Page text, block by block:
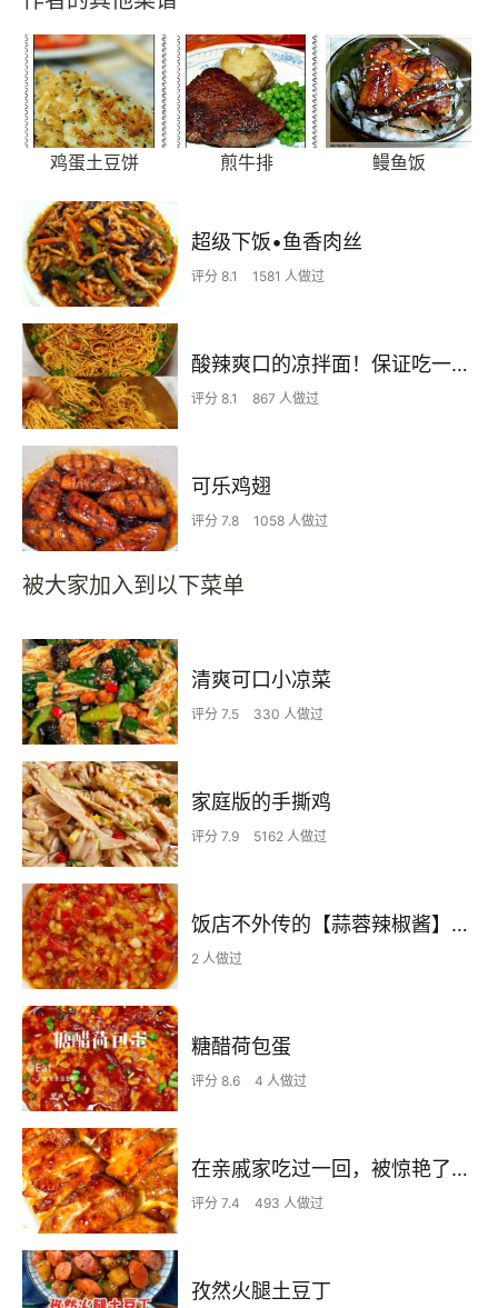
鸡蛋土豆饼 煎牛排 鳗鱼饭
超级下饭•鱼香肉丝
评分 8.1 1581 人做过
酸辣爽口的凉拌面！保证吃一次就上瘾
评分 8.1 867 人做过
可乐鸡翅
评分 7.8 1058 人做过
被大家加入到以下菜单
清爽可口小凉菜
评分 7.5 330 人做过
家庭版的手撕鸡
评分 7.9 5162 人做过
饭店不外传的【蒜蓉辣椒酱】自己在家也可以做出
2 人做过
糖醋荷包蛋
评分 8.6 4 人做过
在亲戚家吃过一回，被惊艳了…
评分 7.4 493 人做过
孜然火腿土豆丁